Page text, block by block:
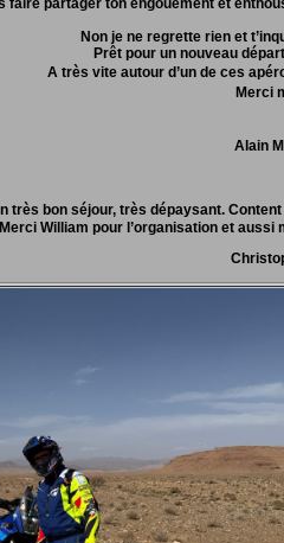
faire partager ton engouement et
Non je ne regrette rien et
Prêt pour un nouveau
A très vite autour d’un de ces
Alain
très bon séjour, très dépaysant.
Merci William pour l’organisation et